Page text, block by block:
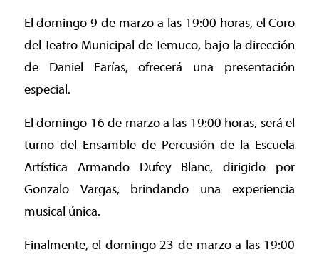
El domingo 9 de marzo a las 19:00 horas, el Coro
del Teatro Municipal de Temuco, bajo la dirección
de Daniel Farías, ofrecerá una presentación
especial.
El domingo 16 de marzo a las 19:00 horas, será el
turno del Ensamble de Percusión de la Escuela
Artística Armando Dufey Blanc, dirigido por
Gonzalo Vargas, brindando una experiencia
musical única.
Finalmente, el domingo 23 de marzo a las 19:00